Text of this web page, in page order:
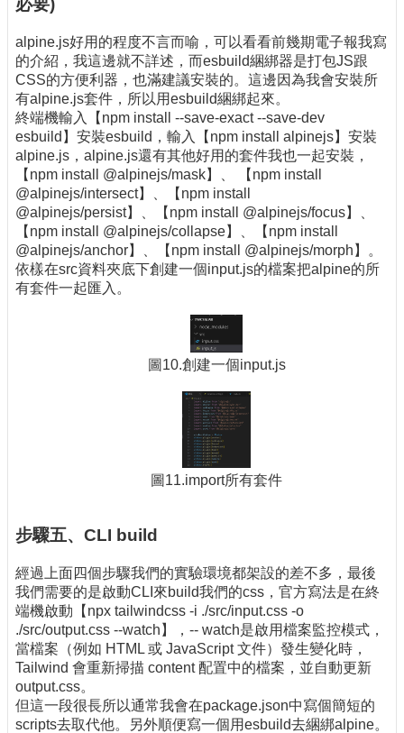
必要)
alpine.js好用的程度不言而喻，可以看看前幾期電子報我寫
的介紹，我這邊就不詳述，而esbuild綑綁器是打包JS跟
CSS的方便利器，也滿建議安裝的。這邊因為我會安裝所
有alpine.js套件，所以用esbuild綑綁起來。
終端機輸入【npm install --save-exact --save-dev
esbuild】安裝esbuild，輸入【npm install alpinejs】安裝
alpine.js，alpine.js還有其他好用的套件我也一起安裝，
【npm install @alpinejs/mask】、 【npm install
@alpinejs/intersect】、【npm install
@alpinejs/persist】、【npm install @alpinejs/focus】、
【npm install @alpinejs/collapse】、【npm install
@alpinejs/anchor】、【npm install @alpinejs/morph】。
依樣在src資料夾底下創建一個input.js的檔案把alpine的所
有套件一起匯入。
圖10.創建一個input.js
圖11.import所有套件
步驟五、CLI build
經過上面四個步驟我們的實驗環境都架設的差不多，最後
我們需要的是啟動CLI來build我們的css，官方寫法是在終
端機啟動【npx tailwindcss -i ./src/input.css -o
./src/output.css --watch】，-- watch是啟用檔案監控模式，
當檔案（例如 HTML 或 JavaScript 文件）發生變化時，
Tailwind 會重新掃描 content 配置中的檔案，並自動更新
output.css。
但這一段很長所以通常我會在package.json中寫個簡短的
scripts去取代他。另外順便寫一個用esbuild去綑綁alpine。